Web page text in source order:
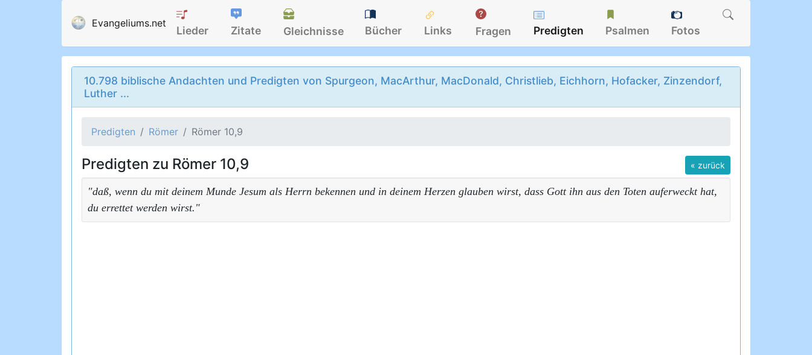
Evangeliums.net
Lieder Zitate Gleichnisse Bücher Links Fragen Predigten Psalmen Fotos
10.798 biblische Andachten und Predigten von Spurgeon, MacArthur, MacDonald, Christlieb, Eichhorn, Hofacker, Zinzendorf,
Luther ...
Predigten Römer Römer 10,9
« zurück
Predigten zu Römer 10,9
"daß, wenn du mit deinem Munde Jesum als Herrn bekennen und in deinem Herzen glauben wirst, dass Gott ihn aus den Toten auferweckt hat,
du errettet werden wirst."